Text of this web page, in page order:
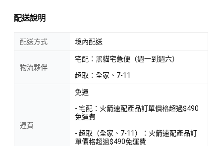
配送說明
配送方式 境內配送
物流夥伴
宅配：黑貓宅急便（週一到週六）
超取：全家、7-11
運費
免運
- 宅配：火箭速配產品訂單價格超過$490
免運費
- 超取（全家、7-11）：火箭速配產品訂
單價格超過$490免運費